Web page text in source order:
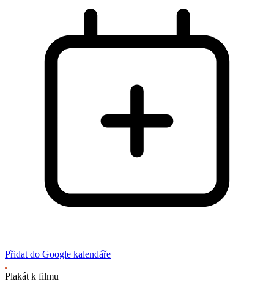
Přidat do Google kalendáře
Plakát k filmu